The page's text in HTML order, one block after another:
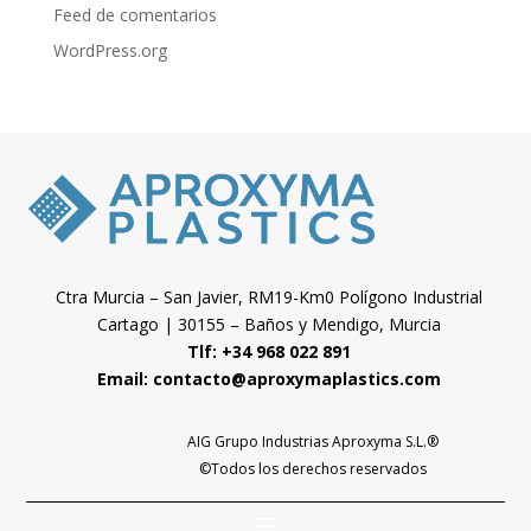
Feed de comentarios
WordPress.org
Ctra Murcia – San Javier, RM19-Km0 Polígono Industrial
Cartago | 30155 – Baños y Mendigo, Murcia
Tlf: +34 968 022 891
Email: contacto@aproxymaplastics.com
AIG Grupo Industrias Aproxyma S.L.®
©Todos los derechos reservados